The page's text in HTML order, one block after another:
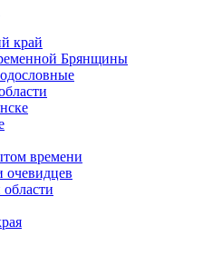
край
Брянщины
времени
очевидцев